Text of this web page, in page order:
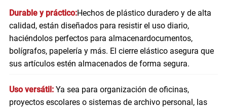
Durable y práctico:Hechos de plástico duradero y de alta
calidad, están diseñados para resistir el uso diario,
haciéndolos perfectos para almacenardocumentos,
bolígrafos, papelería y más. El cierre elástico asegura que
sus artículos estén almacenados de forma segura.
Uso versátil: Ya sea para organización de oficinas,
proyectos escolares o sistemas de archivo personal, las